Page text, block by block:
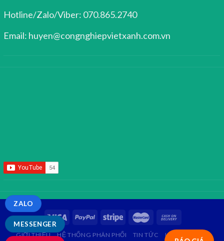
Hotline/Zalo/Viber: 070.865.2740
Email: huyen@congnghiepvietxanh.com.vn
GIỚI THIỆU HỆ THỐNG PHÂN PHỐI TIN TỨC LIÊN HỆ
MESSENGER
ZALO